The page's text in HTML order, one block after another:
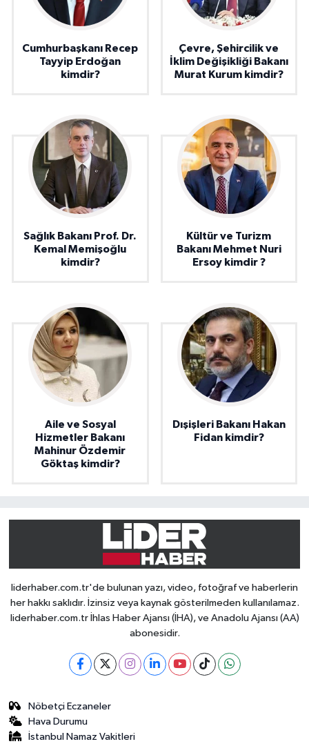
Cumhurbaşkanı Recep
Tayyip Erdoğan
kimdir?
Çevre, Şehircilik ve
İklim Değişikliği Bakanı
Murat Kurum kimdir?
Sağlık Bakanı Prof. Dr.
Kemal Memişoğlu
kimdir?
Kültür ve Turizm
Bakanı Mehmet Nuri
Ersoy kimdir ?
Aile ve Sosyal
Hizmetler Bakanı
Mahinur Özdemir
Göktaş kimdir?
Dışişleri Bakanı Hakan
Fidan kimdir?
liderhaber.com.tr'de bulunan yazı, video, fotoğraf ve haberlerin
her hakkı saklıdır. İzinsiz veya kaynak gösterilmeden kullanılamaz.
liderhaber.com.tr İhlas Haber Ajansı (İHA), ve Anadolu Ajansı (AA)
abonesidir.
Nöbetçi Eczaneler
Hava Durumu
İstanbul Namaz Vakitleri